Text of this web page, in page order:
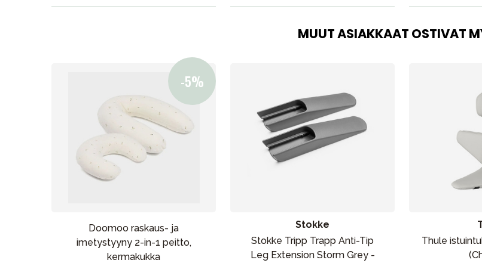
MUUT ASIAKKAAT OSTIVAT
Doomoo raskaus- ja
imetystyyny 2-in-1 peitto,
kermakukka
Stokke
Stokke Tripp Trapp Anti-Tip
Leg Extension Storm Grey -
Thule